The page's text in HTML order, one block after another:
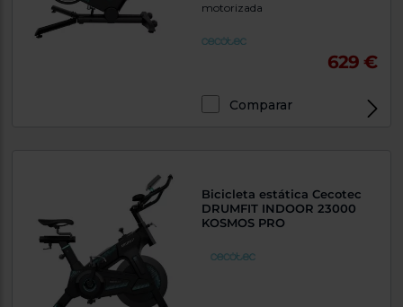
motorizada
629 €
Comparar
Bicicleta estática Cecotec
DRUMFIT INDOOR 23000
KOSMOS PRO